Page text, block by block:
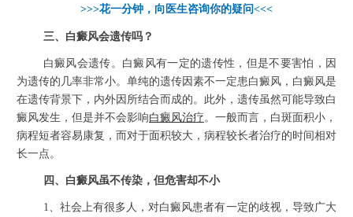
>>>花一分钟，向医生咨询你的疑问<<<
三、白癜风会遗传吗？
白癜风会遗传。白癜风有一定的遗传性，但是不要害怕，因
为遗传的几率非常小。单纯的遗传因素不一定患白癜风，白癜风是
在遗传背景下，内外因所结合而成的。此外，遗传虽然可能导致白
癜风发生，但是并不会影响白癜风治疗 。一般而言，白斑面积小，
病程短者容易康复，而对于面积较大，病程较长者治疗的时间相对
长一点。
四、白癜风虽不传染，但危害却不小
1、社会上有很多人，对白癜风患者有一定的歧视，导致广大